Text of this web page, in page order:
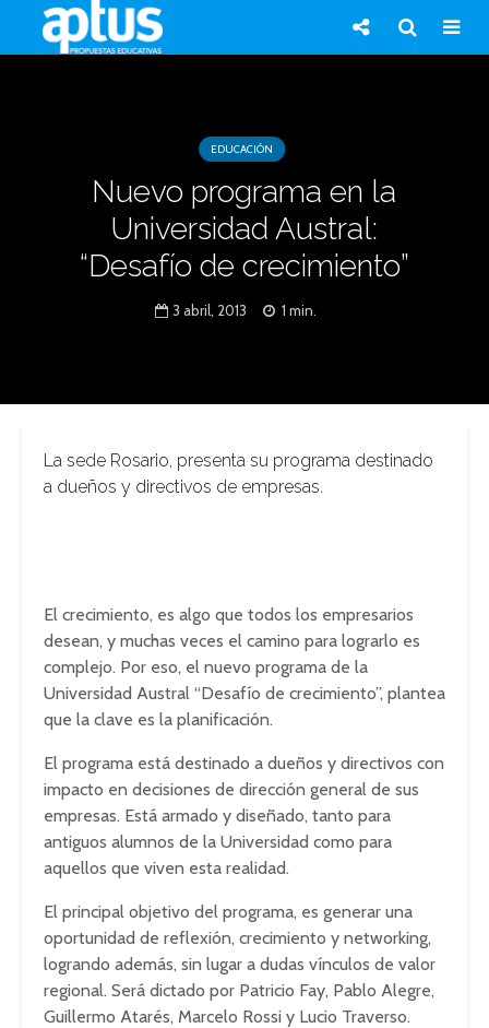
EDUCACIÓN
Nuevo programa en la
Universidad Austral:
“Desafío de crecimiento”
3 abril, 2013 1 min.
La sede Rosario, presenta su programa destinado
a dueños y directivos de empresas.
El crecimiento, es algo que todos los empresarios
desean, y muchas veces el camino para lograrlo es
complejo. Por eso, el nuevo programa de la
Universidad Austral “Desafío de crecimiento”, plantea
que la clave es la planificación.
El programa está destinado a dueños y directivos con
impacto en decisiones de dirección general de sus
empresas. Está armado y diseñado, tanto para
antiguos alumnos de la Universidad como para
aquellos que viven esta realidad.
El principal objetivo del programa, es generar una
oportunidad de reflexión, crecimiento y networking,
logrando además, sin lugar a dudas vínculos de valor
regional. Será dictado por Patricio Fay, Pablo Alegre,
Guillermo Atarés, Marcelo Rossi y Lucio Traverso.